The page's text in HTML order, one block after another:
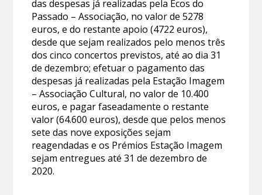
das despesas já realizadas pela Ecos do
Passado – Associação, no valor de 5278
euros, e do restante apoio (4722 euros),
desde que sejam realizados pelo menos três
dos cinco concertos previstos, até ao dia 31
de dezembro; efetuar o pagamento das
despesas já realizadas pela Estação Imagem
– Associação Cultural, no valor de 10.400
euros, e pagar faseadamente o restante
valor (64.600 euros), desde que pelos menos
sete das nove exposições sejam
reagendadas e os Prémios Estação Imagem
sejam entregues até 31 de dezembro de
2020.